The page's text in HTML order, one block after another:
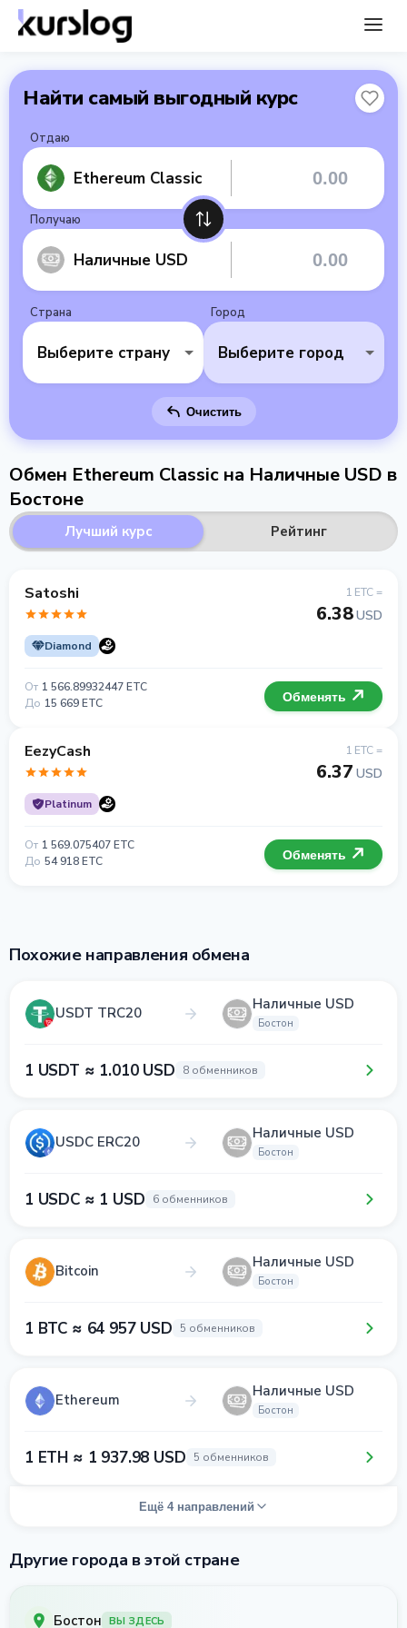
Найти самый выгодный курс
Отдаю
Ethereum Classic
Получаю
Наличные USD
Страна
Выберите страну
Город
Выберите город
Очистить
Обмен Ethereum Classic на Наличные USD в
Бостоне
Лучший курс Рейтинг
Satoshi
Diamond
1 ETC =
6.38USD
От 1 566.89932447 ETC
До 15 669 ETC Обменять
EezyCash
Platinum
1 ETC =
6.37 USD
От 1 569.075407 ETC
До 54 918 ETC Обменять
Похожие направления обмена
USDT TRC20 Наличные USD
Бостон
1 USDT ≈ 1.010 USD 8 обменников
USDC ERC20 Наличные USD
Бостон
1 USDC ≈ 1 USD 6 обменников
Bitcoin Наличные USD
Бостон
1 BTC ≈ 64 957 USD 5 обменников
Ethereum Наличные USD
Бостон
1 ETH ≈ 1 937.98 USD 5 обменников
Ещё 4 направлений
Другие города в этой стране
Бостон ВЫ ЗДЕСЬ